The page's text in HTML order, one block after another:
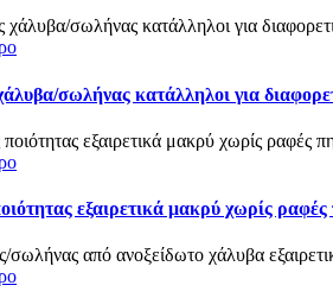
σωλήνας κατάλληλοι για
εξαιρετικά μακρύ χωρίς ραφές